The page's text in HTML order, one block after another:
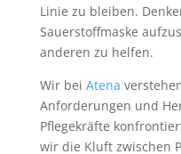
Linie zu bleiben.
Sauerstoffmaske
anderen zu helfen.
Wir bei Atena
Anforderungen und
Pflegekräfte
wir die Kluft zwischen